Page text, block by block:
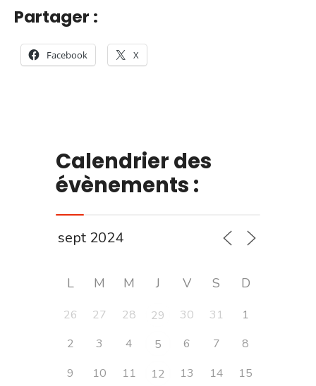
Partager :
Facebook X
Calendrier des
évènements :
L M M J V S D
26 27 28 29 30 31
1
2
3 4 5 6 7
8
9
10 11 12 13 14 15